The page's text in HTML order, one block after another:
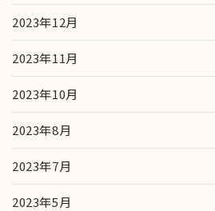
2023年12月
2023年11月
2023年10月
2023年8月
2023年7月
2023年5月